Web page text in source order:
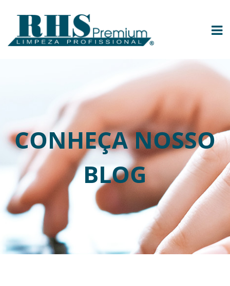
CONHEÇA NOSSO
BLOG